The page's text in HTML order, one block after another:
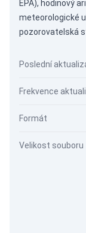
EPA), hodinový
meteorologické
pozorovatelská
Poslední
Frekvence
Formát
Velikost souboru